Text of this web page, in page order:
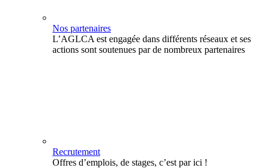
Nos partenaires
L’AGLCA est engagée dans différents réseaux et ses
actions sont soutenues par de nombreux partenaires
Recrutement
Offres d’emplois, de stages, c’est par ici !